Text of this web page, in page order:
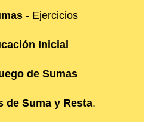
- Ejercicios
Inicial
de Sumas
de Suma y Resta.